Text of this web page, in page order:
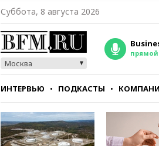
Суббота, 8 августа 2026
Москва
ИНТЕРВЬЮ ПОДКАСТЫ
СТИЛЬ ТЕСТЫ